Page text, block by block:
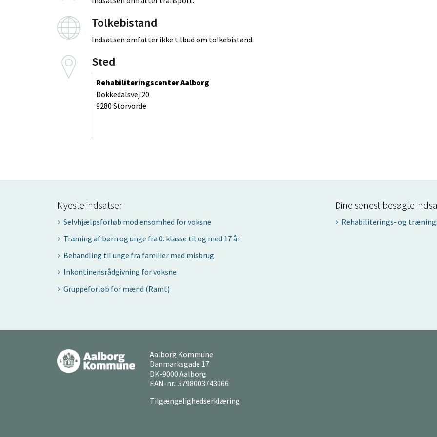
Tolkebistand
Indsatsen omfatter ikke tilbud om tolkebistand.
Sted
Rehabiliteringscenter Aalborg
Dokkedalsvej 20
9280 Storvorde
Nyeste indsatser
Selvhjælpsforløb mod ensomhed for voksne
Træning af børn og unge fra 0. klasse til og med 17 år
Behandling til unge fra familier med misbrug
Inkontinensrådgivning for voksne
Gruppeforløb for mænd (Ramt)
Dine senest besøgte
Rehabiliterings- og
Aalborg Kommune
Danmarksgade 17
DK-9000 Aalborg
EAN-nr.: 5798003743066
Tilgængelighedserklæring